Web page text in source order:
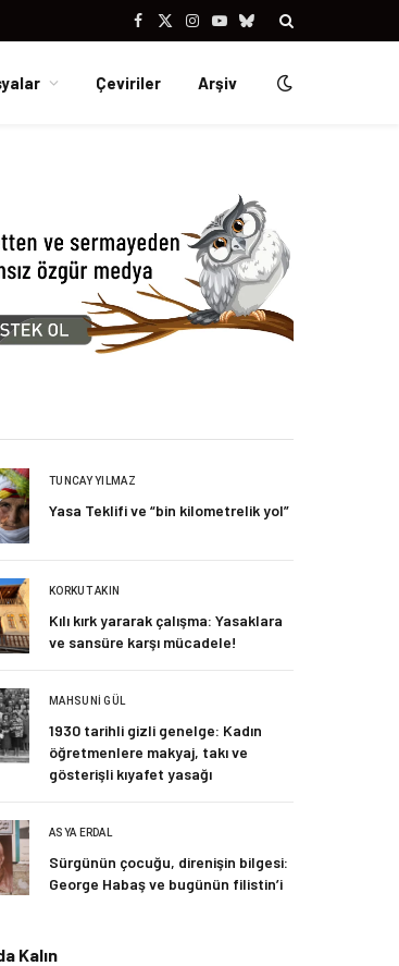
Facebook
X
Instagram
YouTubeBluesky
Çeviriler Arşiv
TUNCAY YILMAZ
Yasa Teklifi ve “bin kilometrelik yol”
KORKUT AKIN
Kılı kırk yararak çalışma: Yasaklara
ve sansüre karşı mücadele!
MAHSUNI GÜL
1930 tarihli gizli genelge: Kadın
öğretmenlere makyaj, takı ve
gösterişli kıyafet yasağı
ASYA ERDAL
Sürgünün çocuğu, direnişin bilgesi:
George Habaş ve bugünün filistin’i
Kalın